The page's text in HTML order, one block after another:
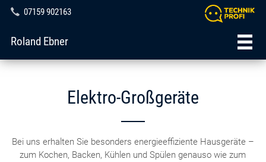
07159 902163
Roland Ebner
Elektro-Großgeräte
Bei uns erhalten Sie besonders energieeffiziente Hausgeräte –
zum Kochen, Backen, Kühlen und Spülen genauso wie zum